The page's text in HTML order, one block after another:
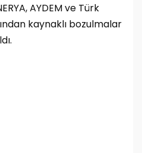
AYDEM ve Türk
kaynaklı bozulmalar